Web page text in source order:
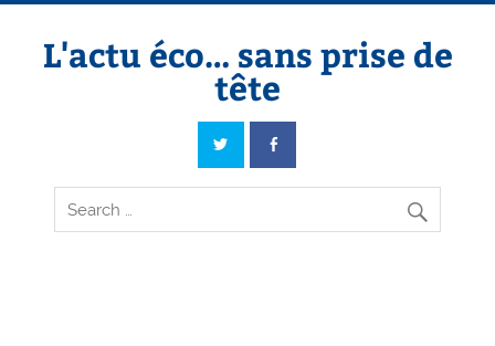
Skip
contentL'actu éco… sans prise de
tête
L'actu éco… sans prise de tête